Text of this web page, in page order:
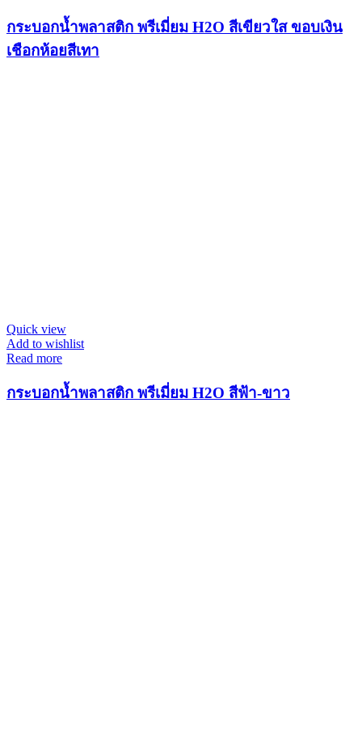
กระบอกน้ำพลาสติก พรีเมี่ยม H2O สีเขียวใส ขอบเงิน
เชือกห้อยสีเทา
Quick view
Add to wishlist
Read more
กระบอกน้ำพลาสติก พรีเมี่ยม H2O สีฟ้า-ขาว